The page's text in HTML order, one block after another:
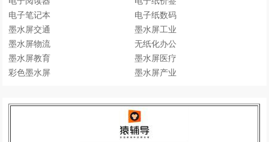
电子笔记本
电子纸数码
墨水屏交通
墨水屏工业
墨水屏物流
无纸化办公
墨水屏教育
墨水屏医疗
彩色墨水屏
墨水屏产业